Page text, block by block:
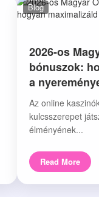
Blog
2026-os
bónuszok:
a
Az online
kulcsszerepet
élményének...
Read More